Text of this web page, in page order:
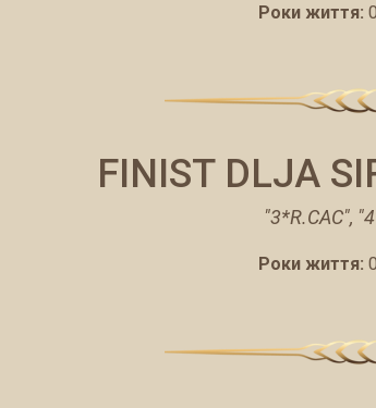
Роки життя:
FINIST DLJA
"3*R.CAC",
Роки життя: